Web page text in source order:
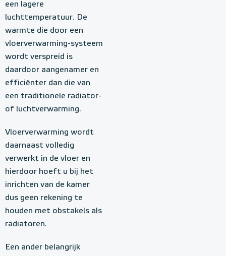
een lagere
luchttemperatuur. De
warmte die door een
vloerverwarming-systeem
wordt verspreid is
daardoor aangenamer en
efficiënter dan die van
een traditionele radiator-
of luchtverwarming.
Vloerverwarming wordt
daarnaast volledig
verwerkt in de vloer en
hierdoor hoeft u bij het
inrichten van de kamer
dus geen rekening te
houden met obstakels als
radiatoren.
Een ander belangrijk